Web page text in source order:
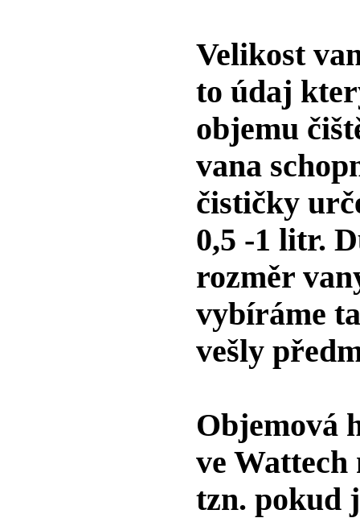
Velikost
to údaj
objemu
vana
čističky
0,5 -1 litr.
rozměr
vybíráme
vešly
Objemová
ve
tzn. pokud